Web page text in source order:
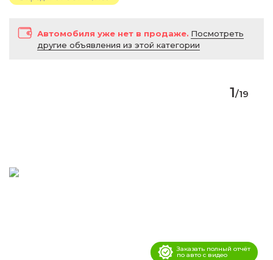
Автомобиля уже нет в продаже. Посмотреть
другие объявления из этой категории
Заказать полный отчёт
по авто с видео
1/19